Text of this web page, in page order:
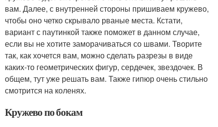
вам. Далее, с внутренней стороны пришиваем кружево,
чтобы оно четко скрывало рваные места. Кстати,
вариант с паутинкой также поможет в данном случае,
если вы не хотите заморачиваться со швами. Творите
так, как хочется вам, можно сделать разрезы в виде
каких-то геометрических фигур, сердечек, звездочек. В
общем, тут уже решать вам. Также гипюр очень стильно
смотрится на коленях.
Кружево по бокам